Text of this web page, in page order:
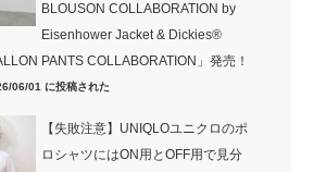
BLOUSON COLLABORATION by
Eisenhower Jacket & Dickies®
PANTS COLLABORATION」発売！
06/01 に投稿された
【失敗注意】UNIQLOユニクロのポ
ロシャツにはON用とOFF用で見分